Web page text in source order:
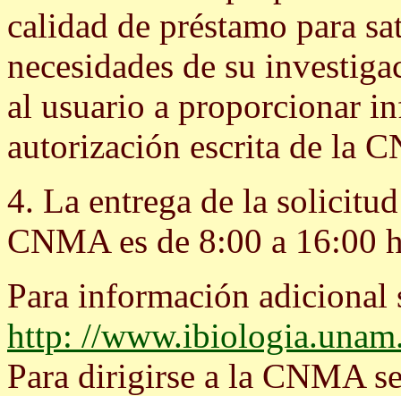
calidad de préstamo para
necesidades de su
al usuario a proporcionar
autorización escrita de la
4. La entrega de la
CNMA es de 8:00 a 16:00
Para información
http: //
Para dirigirse a la CNMA